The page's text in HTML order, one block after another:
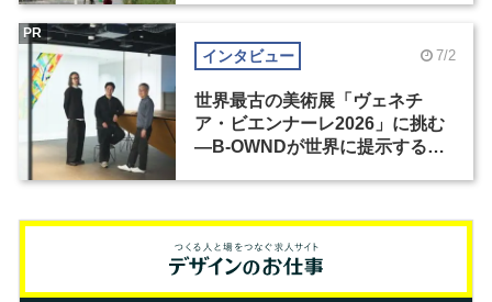
インタビュー 7/2
世界最古の美術展「ヴェネチ
ア・ビエンナーレ2026」に挑む
―B-OWNDが世界に提示する美
PR